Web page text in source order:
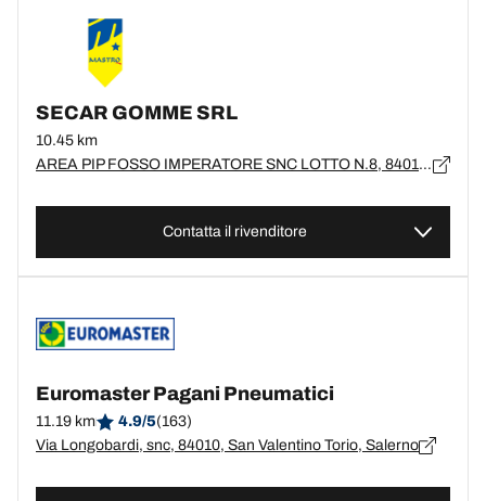
SECAR GOMME SRL
10.45 km
AREA PIP FOSSO IMPERATORE SNC LOTTO N.8, 84014, NOCERA INFERIORE
Contatta il rivenditore
Euromaster Pagani Pneumatici
11.19 km 4.9/5(163)
Via Longobardi, snc, 84010, San Valentino Torio, Salerno